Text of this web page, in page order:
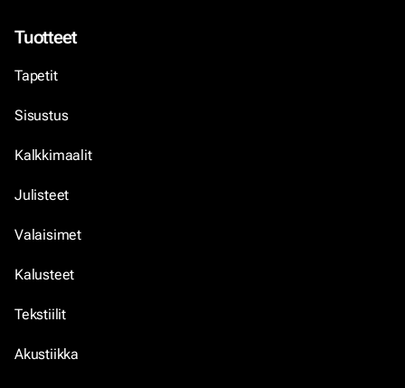
Tuotteet
Tapetit
Sisustus
Kalkkimaalit
Julisteet
Valaisimet
Kalusteet
Tekstiilit
Akustiikka